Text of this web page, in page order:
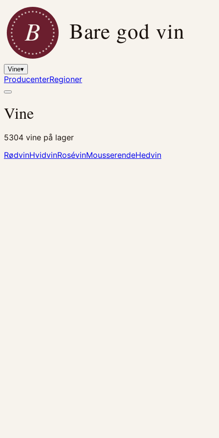
B Bare god vin
Vine▾
ProducenterRegioner
Vine
5304 vine på lager
RødvinHvidvinRosévinMousserendeHedvin